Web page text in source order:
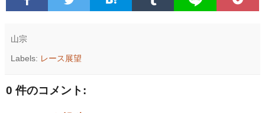
山宗
Labels: レース展望
0 件のコメント: